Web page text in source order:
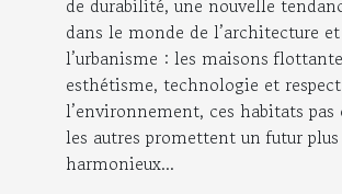
de durabilité, une nouvelle
dans le monde de l’architecture
l’urbanisme : les maisons
esthétisme, technologie et
l’environnement, ces habitats pas
les autres promettent un futur plus
harmonieux...